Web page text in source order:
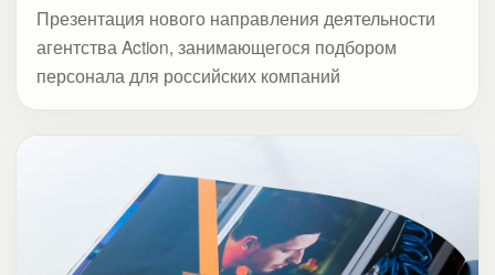
Презентация нового направления деятельности
агентства Action, занимающегося подбором
персонала для российских компаний